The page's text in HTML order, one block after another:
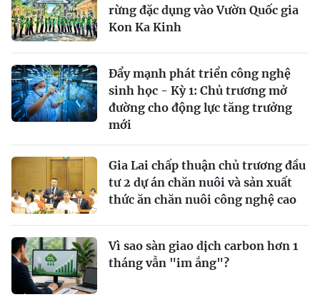
rừng đặc dụng vào Vườn Quốc gia
Kon Ka Kinh
Đẩy mạnh phát triển công nghệ
sinh học - Kỳ 1: Chủ trương mở
đường cho động lực tăng trưởng
mới
Gia Lai chấp thuận chủ trương đầu
tư 2 dự án chăn nuôi và sản xuất
thức ăn chăn nuôi công nghệ cao
Vì sao sàn giao dịch carbon hơn 1
tháng vẫn "im ắng"?